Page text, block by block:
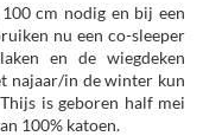
cm nodig en bij een
nu een co-sleeper
en de wiegdeken
najaar/in de winter kun
is geboren half mei
100% katoen.